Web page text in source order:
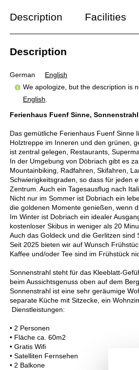
Description Facilities
Description
German
English
We apologize, but the description is
English.
Ferienhaus Fuenf Sinne, Sonnenstrahl
Das gemütliche Ferienhaus Fuenf Sinne
Holztreppe im Inneren und den grünen,
ist zentral gelegen, Restaurants,
In der Umgebung von Döbriach gibt es
Mountainbiking, Radfahren, Skifahren,
Schwierigkeitsgraden, so dass für jeden
Zentrum. Auch ein Tagesausflug nach
Nicht nur im Sommer ist Dobriach ein
die goldenen Momente genießen, wenn
Im Winter ist Dobriach ein idealer
kostenloser Skibus in weniger als 20
Auch das Goldeck und die Gerlitzen
Seit 2025 bieten wir auf Wunsch
Kaffee und/oder Tee sind im Frühstück
Sonnenstrahl steht für das Kleeblatt-
beim Aussichtsgenuss oben auf dem
Sonnenstrahl ist eine sehr geräumige
separate Küche mit Sitzecke, ein
Dienstleistungen:
• 2 Personen
• Fläche ca. 60m2
• Gratis Wifi
• Satelliten Fernsehen
• 2 Balkone